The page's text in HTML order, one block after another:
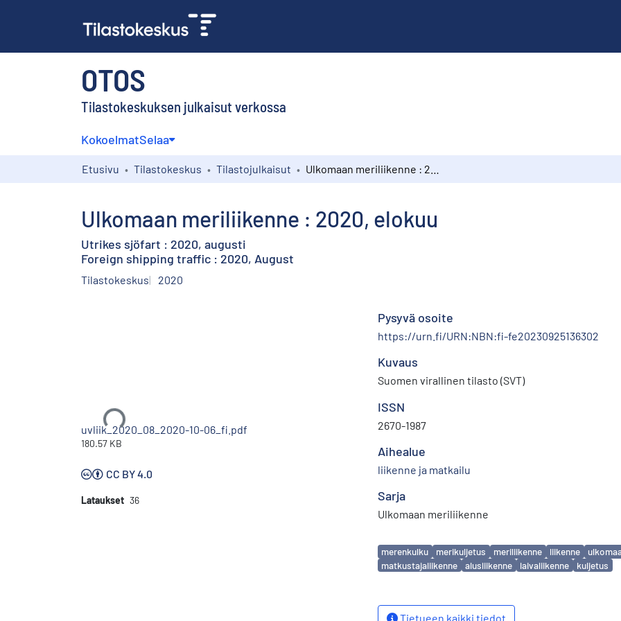
OTOS
Tilastokeskuksen julkaisut verkossa
KokoelmatSelaa
Etusivu Tilastokeskus Tilastojulkaisut
Ulkomaan meriliikenne : 2020, elokuu
Utrikes sjöfart : 2020, augusti
Foreign shipping traffic : 2020, August
Tilastokeskus 2020
Ladataan...
uvliik_2020_08_2020-10-06_fi.pdf
180.57 KB
CC BY 4.0
Lataukset 36
Pysyvä osoite
https://urn.fi/URN:NBN:fi-fe20230925136302
Kuvaus
Suomen virallinen tilasto (SVT)
ISSN
2670-1987
Aihealue
liikenne ja matkailu
Sarja
Ulkomaan meriliikenne
Avainsanat
merenkulku merikuljetus meriliikenne liikenne
matkustajaliikenne
alusliikenne laivaliikenne kuljetus
Tietueen kaikki tiedot